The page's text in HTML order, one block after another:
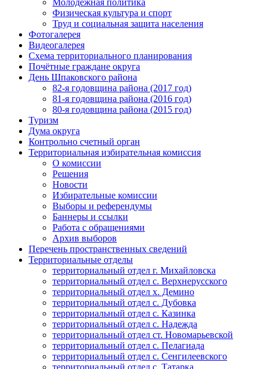
Молодежная политика
Физическая культура и спорт
Труд и социальная защита населения
Фотогалерея
Видеогалерея
Схема территориального планирования
Почётные граждане округа
День Шпаковского района
82-я годовщина района (2017 год)
81-я годовщина района (2016 год)
80-я годовщина района (2015 год)
Туризм
Дума округа
Контрольно счетный орган
Территориальная избирательная комиссия
О комиссии
Решения
Новости
Избирательные комиссии
Выборы и референдумы
Баннеры и ссылки
Работа с обращениями
Архив выборов
Перечень пространственных сведений
Территориальные отделы
территориальный отдел г. Михайловска
территориальный отдел с. Верхнерусского
территориальный отдел х. Демино
территориальный отдел с. Дубовка
территориальный отдел с. Казинка
территориальный отдел с. Надежда
территориальный отдел ст. Новомарьевской
территориальный отдел с. Пелагиада
территориальный отдел с. Сенгилеевского